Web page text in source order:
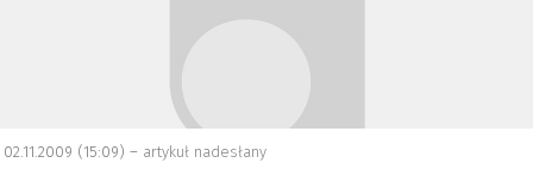
02.11.2009 (15:09) – artykuł nadesłany